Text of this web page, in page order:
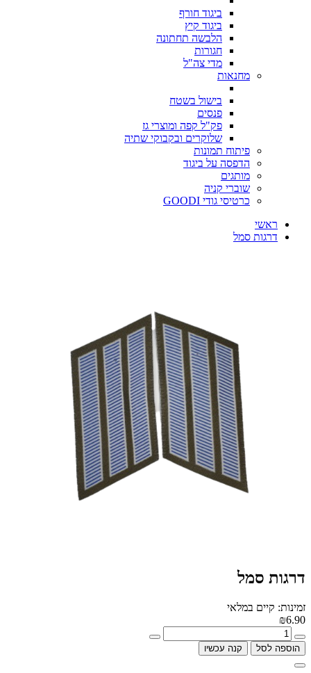
ביגוד חורף
ביגוד קיץ
הלבשה תחתונה
חגורות
מדי צה"ל
מחנאות
בישול בשטח
פנסים
פק"ל קפה ומוצרי גז
שלוקרים ובקבוקי שתיה
פיתוח תמונות
הדפסה על ביגוד
מותגים
שוברי קניה
כרטיסי גודי GOODI
ראשי
דרגות סמל
דרגות סמל
זמינות: קיים במלאי
₪6.90
הוספה לסל קנה עכשיו